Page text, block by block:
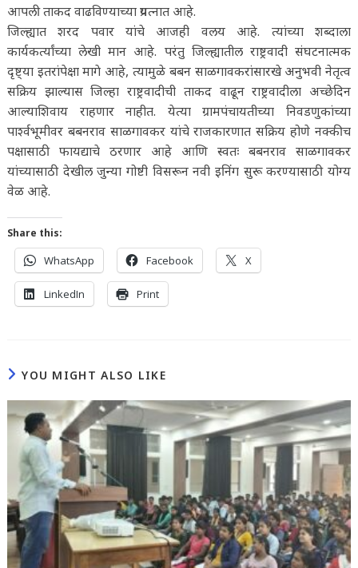
आपली ताकद वाढविण्याच्या प्रयत्नात आहे.
जिल्ह्यात शरद पवार यांचे आजही वलय आहे. त्यांच्या शब्दाला
कार्यकर्त्यांच्या लेखी मान आहे. परंतु जिल्ह्यातील राष्ट्रवादी संघटनात्मक
दृष्ट्या इतरांपेक्षा मागे आहे, त्यामुळे बबन साळगावकरांसारखे अनुभवी नेतृत्व
सक्रिय झाल्यास जिल्हा राष्ट्रवादीची ताकद वाढून राष्ट्रवादीला अच्छेदिन
आल्याशिवाय राहणार नाहीत. येत्या ग्रामपंचायतीच्या निवडणुकांच्या
पार्श्वभूमीवर बबनराव साळगावकर यांचे राजकारणात सक्रिय होणे नक्कीच
पक्षासाठी फायद्याचे ठरणार आहे आणि स्वतः बबनराव साळगावकर
यांच्यासाठी देखील जुन्या गोष्टी विसरून नवी इनिंग सुरू करण्यासाठी योग्य
वेळ आहे.
Share this:
WhatsApp Facebook X
LinkedIn Print
YOU MIGHT ALSO LIKE